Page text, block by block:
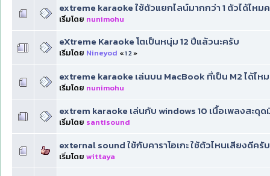
extreme karaoke ใช้ตัวแยกไลน์มากกว่า 1 ตัวได้ไหม
เริ่มโดย nunimohu
eXtreme Karaoke โตเป็นหนุ่ม 12 ปีแล้วนะครับ
เริ่มโดย Nineyod «12»
extreme karaoke เล่นบน MacBook ที่เป็น M2 ได้ไห
เริ่มโดย nunimohu
extrem karaoke เล่นกับ windows 10 เนื้อเพลงสะดุ
เริ่มโดย santisound
external sound ใช้กับคาราโอเกะ ใช้ตัวไหนเสียงดีครับ
เริ่มโดย wittaya